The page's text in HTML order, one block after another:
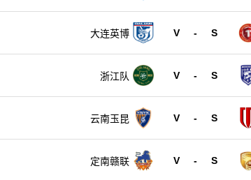
大连英博 V - S
浙江队 V - S
云南玉昆 V - S
定南赣联 V - S